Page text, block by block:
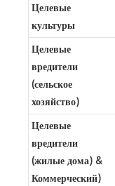
Целевые
культуры
Целевые
вредители
(сельское
хозяйство)
Целевые
вредители
(жилые дома) &
Коммерческий)